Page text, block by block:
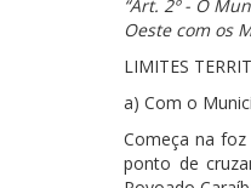
“Art. 2º - O
Oeste com os
LIMITES
a) Com o
Começa na
ponto de